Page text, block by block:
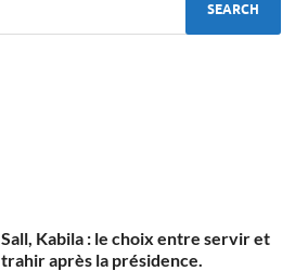
Sall, Kabila : le choix entre servir et
trahir après la présidence.